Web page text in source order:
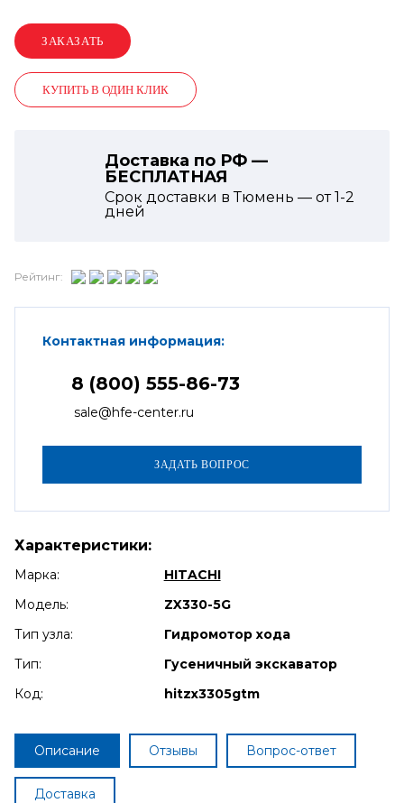
КУПИТЬ В ОДИН КЛИК
Доставка по РФ —
БЕСПЛАТНАЯ
Срок доставки в Тюмень — от1-2
дней
Рейтинг:
Контактная информация:
8 (800) 555-86-73
sale@hfe-center.ru
Характеристики:
Марка:
HITACHI
Модель:
ZX330-5G
Тип узла:
Гидромотор хода
Тип:
Гусеничный экскаватор
Код:
hitzx3305gtm
Описание Отзывы Вопрос-ответ
Доставка